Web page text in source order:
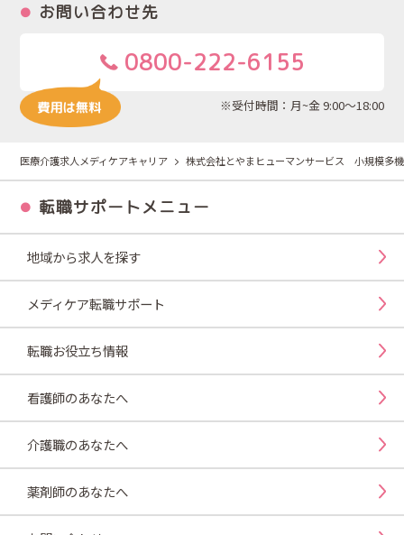
お問い合わせ先
0800-222-6155
※受付時間：月~金 9:00～18:00
医療介護求人メディケアキャリア 株式会社とやまヒューマンサービス 小規模多
転職サポートメニュー
地域から求人を探す
メディケア転職サポート
転職お役立ち情報
看護師のあなたへ
介護職のあなたへ
薬剤師のあなたへ